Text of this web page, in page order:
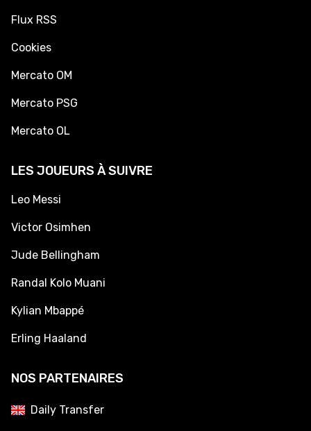
Flux RSS
Cookies
Mercato OM
Mercato PSG
Mercato OL
LES JOUEURS À SUIVRE
Leo Messi
Victor Osimhen
Jude Bellingham
Randal Kolo Muani
Kylian Mbappé
Erling Haaland
NOS PARTENAIRES
Daily Transfer